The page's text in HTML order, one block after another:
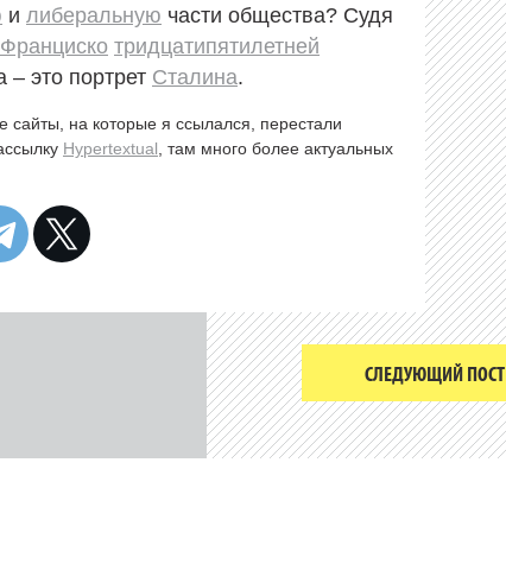
и либеральную части общества? Судя
тридцатипятилетней
это портрет Сталина.
на которые я ссылался, перестали
Hypertextual , там много более актуальных
СЛЕДУЮЩИЙ ПОСТ